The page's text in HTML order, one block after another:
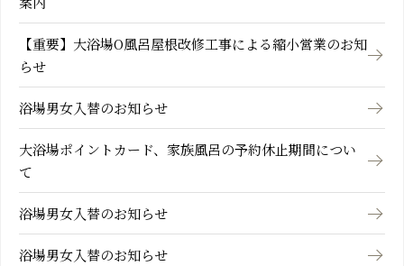
【重要】大浴場O風呂屋根改修工事による縮小営業のお知
らせ
浴場男女入替のお知らせ
大浴場ポイントカード、家族風呂の予約休止期間につい
て
浴場男女入替のお知らせ
浴場男女入替のお知らせ